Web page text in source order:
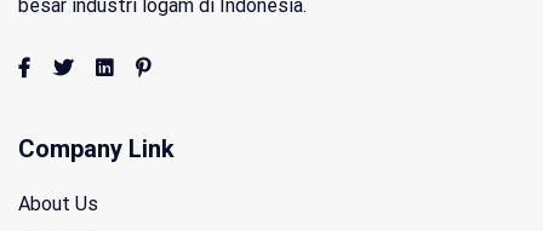
besar industri logam di Indonesia.
Company Link
About Us